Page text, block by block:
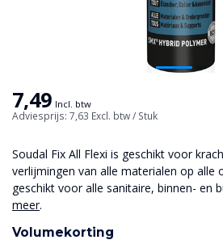
7,49 Incl. btw
Adviesprijs: 7,63 Excl. btw/ Stuk
Soudal Fix All Flexi is geschikt voor
verlijmingen van alle materialen op alle
geschikt voor alle sanitaire, binnen- en
meer.
Volumekorting